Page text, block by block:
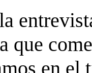
que
en el